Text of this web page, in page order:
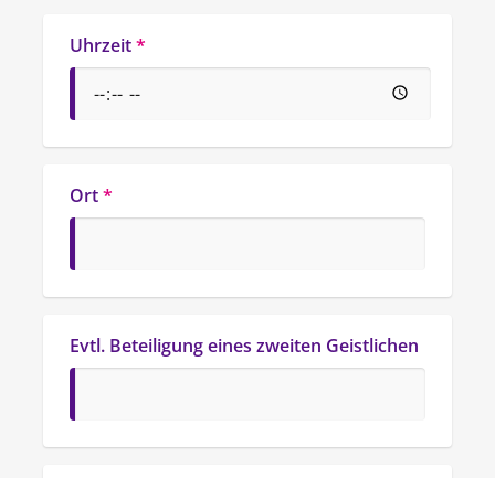
Uhrzeit*
Ort*
Evtl. Beteiligung eines zweiten Geistlichen